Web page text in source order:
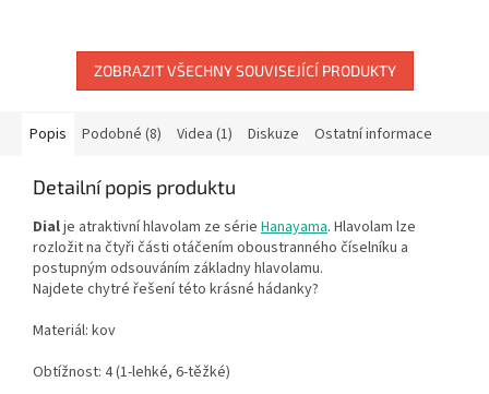
ZOBRAZIT VŠECHNY SOUVISEJÍCÍ PRODUKTY
Popis Podobné (8) Videa (1) Diskuze Ostatní informace
Detailní popis produktu
Dialje atraktivní hlavolam ze série Hanayama. Hlavolam lze
rozložit na čtyři části otáčením oboustranného číselníku a
postupným odsouváním základny hlavolamu.
Najdete chytré řešení této krásné hádanky?
Materiál: kov
Obtížnost: 4 (1-lehké, 6-těžké)